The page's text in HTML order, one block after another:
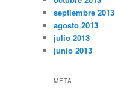
septiembre 2013
agosto 2013
julio 2013
junio 2013
META